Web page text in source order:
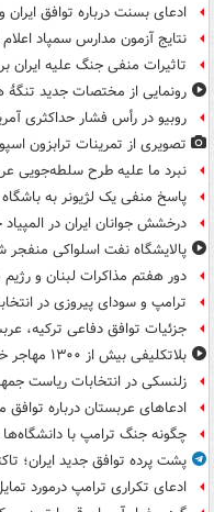
ادعای بسنت درباره توافق ایران
نتایج آزمون مدارس سمپاد
تاثیرات منفی جنگ علیه ایران بر
رونمایی از مختصات جدید تنگۀ
روبیو در رأس فشار حداکثری
تصویری از تمرینات ترابزون
نبرد ما علیه طرح سلطه‌جویی
پاسخ منفی یک لژیونر به
درخشش جوانان ایران در
پالایشگاه نفت اسلواکی منفجر
دور هفتم مذاکرات لبنان و
ترامپ و سودای پیروزی در
جزئیات توافق دفاعی ترکیه،
بلاتکلیفی بیش از ۱۳۰۰ مهاجر خردسال در سئوتای اسپانیا
زلنسکی در انتخابات ریاست
ادعاهای عربستان درباره
چگونه جنگ ترامپ با
پشت پرده توافق جدید ایران؛
ادعای تکراری ترامپ درمورد